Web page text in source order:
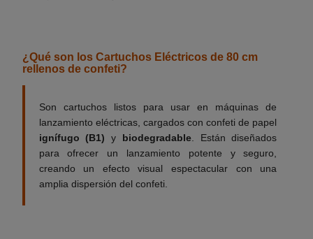
¿Qué son los Cartuchos Eléctricos de 80 cm
rellenos de confeti?
Son cartuchos listos para usar en máquinas de
lanzamiento eléctricas, cargados con confeti de papel
ignífugo (B1) y biodegradable. Están diseñados
para ofrecer un lanzamiento potente y seguro,
creando un efecto visual espectacular con una
amplia dispersión del confeti.